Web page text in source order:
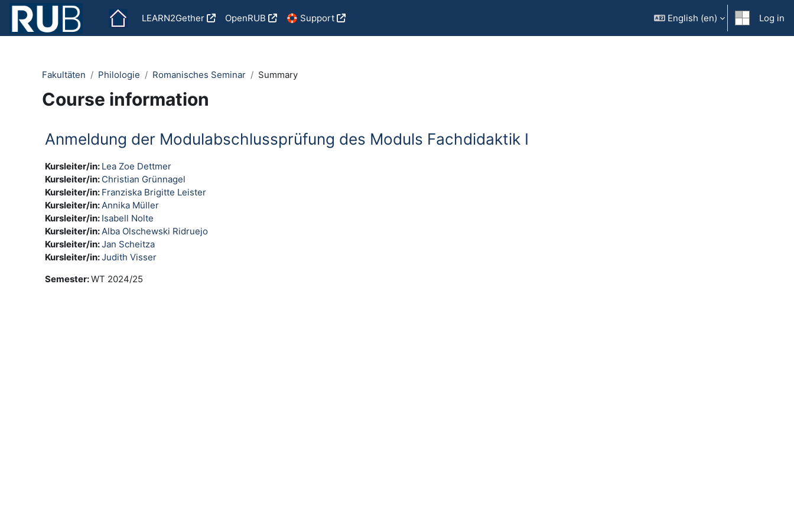
Skip to main content
LEARN2Gether
OpenRUB 🛟 Support English ‎(en)‎ Log in
Fakultäten Philologie Romanisches Seminar Summary
Course information
Anmeldung der Modulabschlussprüfung des Moduls Fachdidaktik I
Kursleiter/in: Lea Zoe Dettmer
Kursleiter/in: Christian Grünnagel
Kursleiter/in: Franziska Brigitte Leister
Kursleiter/in:Annika Müller
Kursleiter/in: Isabell Nolte
Kursleiter/in:Alba Olschewski Ridruejo
Kursleiter/in:Jan Scheitza
Kursleiter/in:Judith Visser
Semester:WT 2024/25